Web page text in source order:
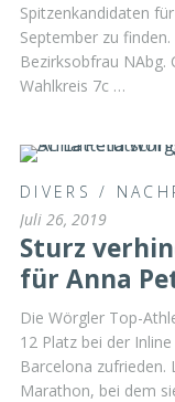
Spitzenkandidaten
September zu
Bezirksobfrau NAbg.
Wahlkreis 7c …
DIVERS /
Juli 26, 2019
Sturz
für Anna
Die Wörgler Top-
12 Platz bei der
Barcelona zufrieden.
Marathon, bei dem